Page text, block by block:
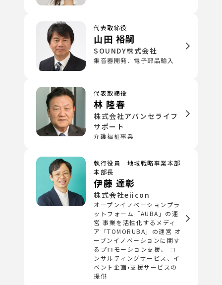
代表取締役
山田 裕嗣
SOUNDY株式会社
集音器開発、電子部品輸入
代表取締役
林 隆春
株式会社アバンセライフ
サポート
介護福祉事業
執行役員 地域戦略事業本部
本部長
伊藤 達彰
株式会社eiicon
オープンイノベーションプラ
ットフォーム「AUBA」の運
営 事業を活性化するメディ
ア「TOMORUBA」の運営 オ
ープンイノベーションに関す
るプロモーション支援、 コ
ンサルティングサービス、イ
ベント企画•支援サービスの
提供